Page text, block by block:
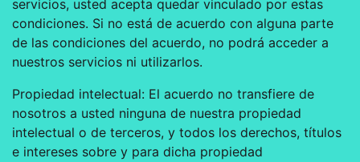
servicios, usted acepta quedar vinculado por estas
condiciones. Si no está de acuerdo con alguna parte
de las condiciones del acuerdo, no podrá acceder a
nuestros servicios ni utilizarlos.
Propiedad intelectual: El acuerdo no transfiere de
nosotros a usted ninguna de nuestra propiedad
intelectual o de terceros, y todos los derechos, títulos
e intereses sobre y para dicha propiedad